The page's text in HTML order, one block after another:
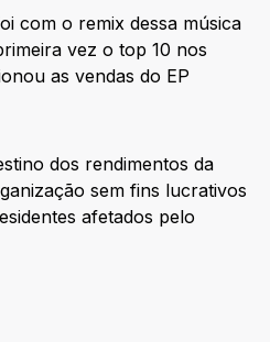
com o remix dessa música
vez o top 10 nos
as vendas do EP
dos rendimentos da
sem fins lucrativos
afetados pelo